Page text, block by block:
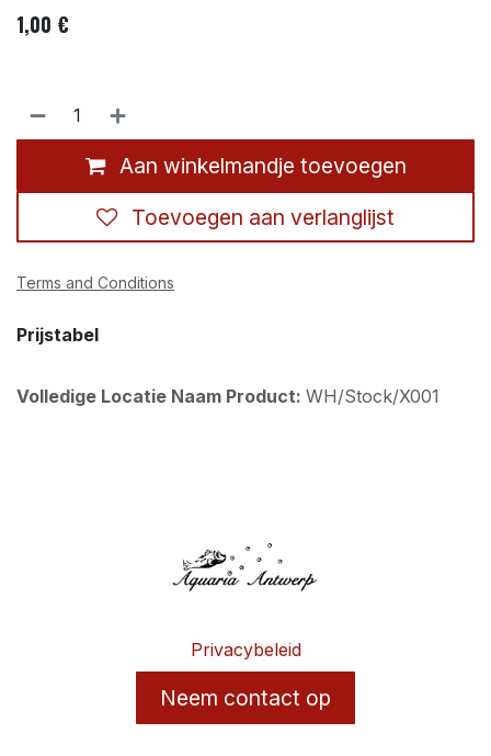
1,00 €
Aan winkelmandje toevoegen
Toevoegen aan verlanglijst
Terms and Conditions
Prijstabel
Volledige Locatie Naam Product: WH/Stock/X001
Privacybeleid
Neem contact op